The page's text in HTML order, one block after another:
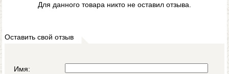
Для данного товара никто не оставил отзыва.
Оставить свой отзыв
Имя: